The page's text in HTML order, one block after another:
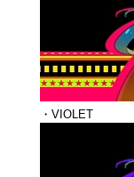
・VIOLET